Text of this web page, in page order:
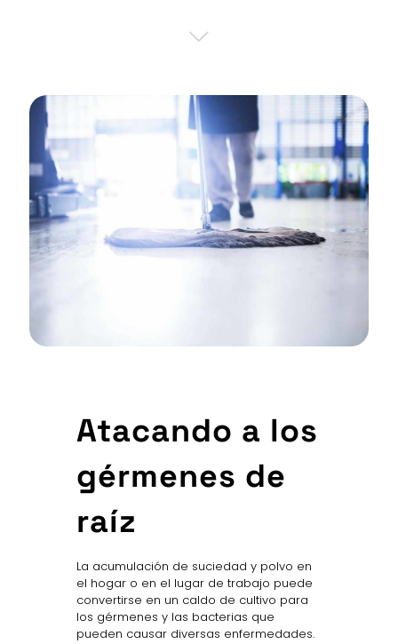
Atacando a los
gérmenes de
raíz
La acumulación de suciedad y polvo en
el hogar o en el lugar de trabajo puede
convertirse en un caldo de cultivo para
los gérmenes y las bacterias que
pueden causar diversas enfermedades.